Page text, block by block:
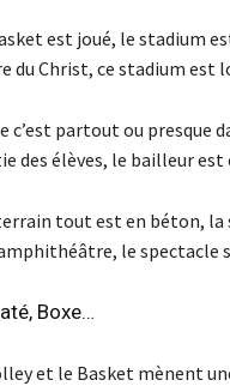
est joué, le stadium
du Christ, ce stadium est
c’est partout ou presque
des élèves, le bailleur est
tout est en béton, la
le spectacle
Boxe…
et le Basket mènent